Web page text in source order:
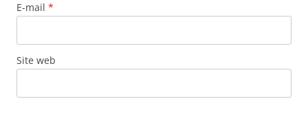
E-mail *
Site web